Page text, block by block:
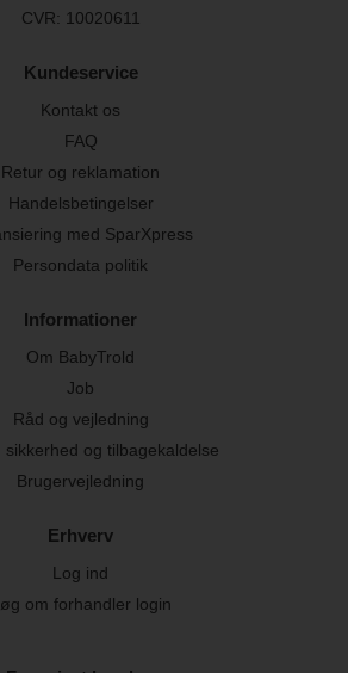
CVR: 10020611
Kundeservice
Kontakt os
FAQ
Retur og reklamation
Handelsbetingelser
med SparXpress
Persondata politik
Informationer
Om BabyTrold
Job
Råd og vejledning
sikkerhed og tilbagekaldelse
Brugervejledning
Erhverv
Log ind
om forhandler login